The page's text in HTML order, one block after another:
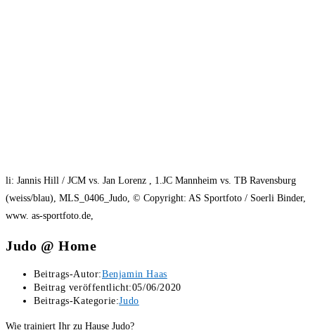
li: Jannis Hill / JCM vs. Jan Lorenz , 1.JC Mannheim vs. TB Ravensburg
(weiss/blau), MLS_0406_Judo, © Copyright: AS Sportfoto / Soerli Binder,
www. as-sportfoto.de,
Judo @ Home
Beitrags-Autor:Benjamin Haas
Beitrag veröffentlicht:05/06/2020
Beitrags-Kategorie:Judo
Wie trainiert Ihr zu Hause Judo?